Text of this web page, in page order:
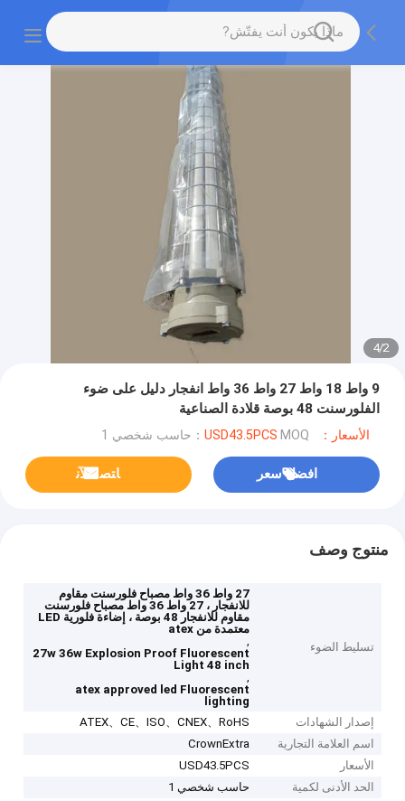
2
/
4
9 واط 18 واط 27 واط 36 واط انفجار دليل على ضوء
الفلورسنت 48 بوصة قلادة الصناعية
الأسعار：USD43.5PCS MOQ：حاسب شخصي 1
افضل سعر ﺎﺘﺼﻟ ﺍﻶﻧ
منتوج وصف
تسليط الضوء
27 واط 36 واط مصباح فلورسنت مقاوم
للانفجار ، 27 واط 36 واط مصباح فلورسنت
مقاوم للانفجار 48 بوصة ، إضاءة فلورية LED
معتمدة من atex
,
27w 36w Explosion Proof Fluorescent
Light 48 inch
,
atex approved led Fluorescent
lighting
إصدار الشهادات
ATEX、CE、ISO、CNEX、RoHS
اسم العلامة التجارية
CrownExtra
الأسعار
USD43.5PCS
الحد الأدنى لكمية
حاسب شخصي 1